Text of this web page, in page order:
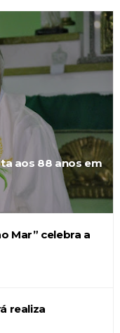
aos 88 anos em
Mar” celebra a
realiza